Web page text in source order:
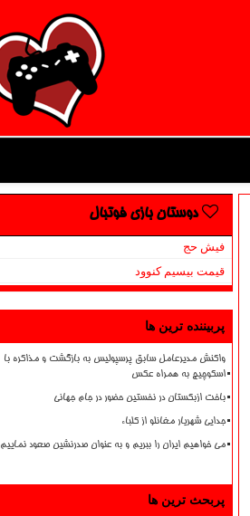
دوستان بازی فوتبال
فیش حج
قیمت بیسیم کنوود
پربیننده ترین ها
واکنش مدیرعامل سابق پرسپولیس به بازگشت و مذاکره با
اسکوچیچ به همراه عکس
باخت ازبکستان در نخستین حضور در جام جهانی
جدایی شهریار مغانلو از کلباء
می خواهیم ایران را ببریم و به عنوان صدرنشین صعود نماییم
پربحث ترین ها